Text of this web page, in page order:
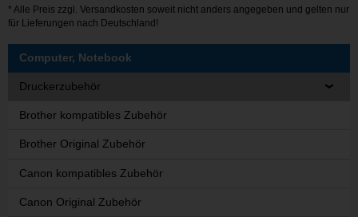
* Alle Preis zzgl. Versandkosten soweit nicht anders angegeben und gelten nur
für Lieferungen nach Deutschland!
Computer, Notebook
Druckerzubehör
Brother kompatibles Zubehör
Brother Original Zubehör
Canon kompatibles Zubehör
Canon Original Zubehör